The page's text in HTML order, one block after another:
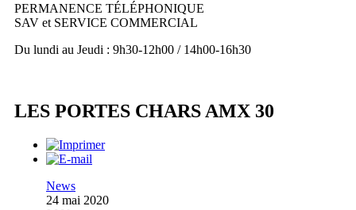
PERMANENCE TÉLÉPHONIQUE
SAV et SERVICE COMMERCIAL
Du lundi au Jeudi : 9h30-12h00 / 14h00-16h30
LES PORTES CHARS AMX 30
News
24 mai 2020